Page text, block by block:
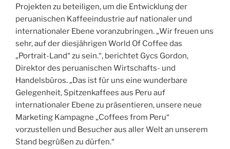
Projekten zu beteiligen, um die Entwicklung der
peruanischen Kaffeeindustrie auf nationaler und
internationaler Ebene voranzubringen. „Wir freuen uns
sehr, auf der diesjährigen World Of Coffee das
„Portrait-Land“ zu sein.“, berichtet Gycs Gordon,
Direktor des peruanischen Wirtschafts- und
Handelsbüros. „Das ist für uns eine wunderbare
Gelegenheit, Spitzenkaffees aus Peru auf
internationaler Ebene zu präsentieren, unsere neue
Marketing Kampagne „Coffees from Peru“
vorzustellen und Besucher aus aller Welt an unserem
Stand begrüßen zu dürfen.“